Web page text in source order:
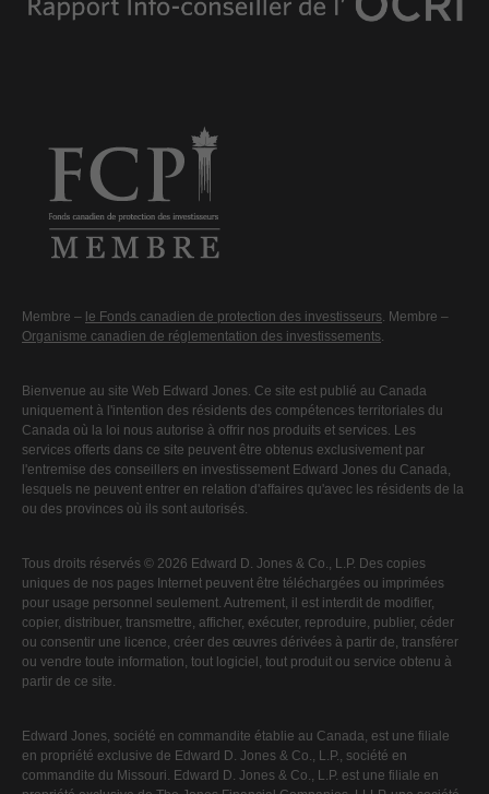
Membre – le Fonds canadien de protection des investisseurs. Membre –
Organisme canadien de réglementation des investissements.
Bienvenue au site Web Edward Jones. Ce site est publié au Canada
uniquement à l'intention des résidents des compétences territoriales du
Canada où la loi nous autorise à offrir nos produits et services. Les
services offerts dans ce site peuvent être obtenus exclusivement par
l'entremise des conseillers en investissement Edward Jones du Canada,
lesquels ne peuvent entrer en relation d'affaires qu'avec les résidents de la
ou des provinces où ils sont autorisés.
Tous droits réservés © 2026 Edward D. Jones & Co., L.P. Des copies
uniques de nos pages Internet peuvent être téléchargées ou imprimées
pour usage personnel seulement. Autrement, il est interdit de modifier,
copier, distribuer, transmettre, afficher, exécuter, reproduire, publier, céder
ou consentir une licence, créer des œuvres dérivées à partir de, transférer
ou vendre toute information, tout logiciel, tout produit ou service obtenu à
partir de ce site.
Edward Jones, société en commandite établie au Canada, est une filiale
en propriété exclusive de Edward D. Jones & Co., L.P., société en
commandite du Missouri. Edward D. Jones & Co., L.P. est une filiale en